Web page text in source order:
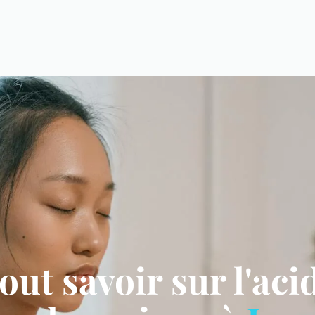
savoir sur